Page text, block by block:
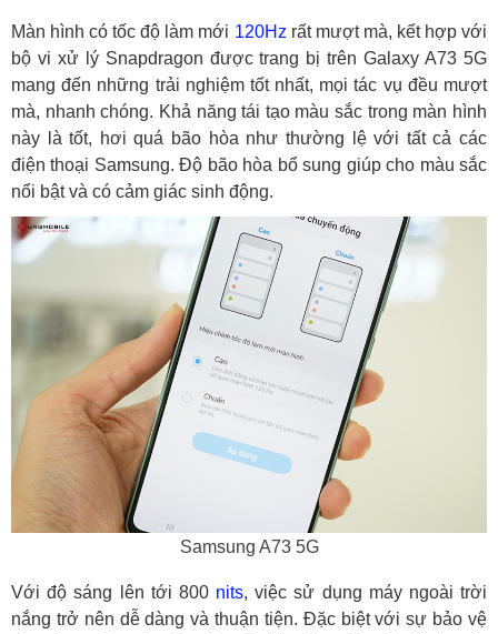
Màn hình có tốc độ làm mới 120Hz rất mượt mà, kết hợp với
bộ vi xử lý Snapdragon được trang bị trên Galaxy A73 5G
mang đến những trải nghiệm tốt nhất, mọi tác vụ đều mượt
mà, nhanh chóng. Khả năng tái tạo màu sắc trong màn hình
này là tốt, hơi quá bão hòa như thường lệ với tất cả các
điện thoại Samsung. Độ bão hòa bổ sung giúp cho màu sắc
nổi bật và có cảm giác sinh động.
Samsung A73 5G
Với độ sáng lên tới 800 nits, việc sử dụng máy ngoài trời
nắng trở nên dễ dàng và thuận tiện. Đặc biệt với sự bảo vệ